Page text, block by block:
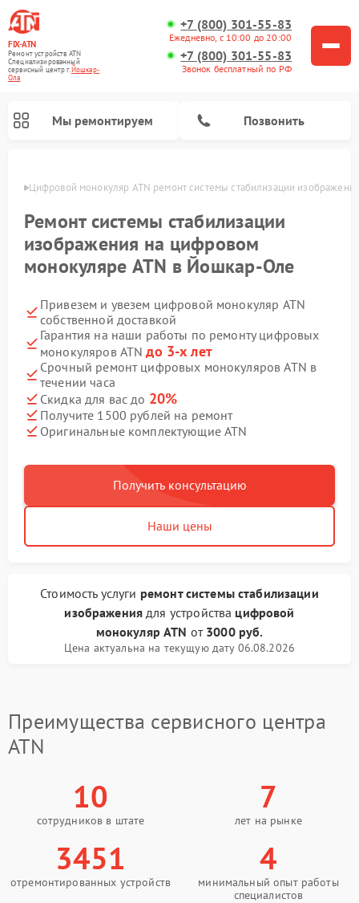
FIX-ATN
Ремонт устройств ATN
Специализированный
cервисный центр г.Йошкар-
Ола
+7 (800) 301-55-83
Ежедневно, с 10:00 до 20:00
+7 (800) 301-55-83
Звонок бесплатный по РФ
Мы ремонтируем Позвонить
Цифровой монокуляр ATN ремонт системы стабилизации изображения
Ремонт системы стабилизации
изображения на цифровом
монокуляре ATN в Йошкар-Оле
Привезем и увезем цифровой монокуляр ATN
собственной доставкой
Гарантия на наши работы по ремонту цифровых
монокуляров ATNдо 3-х лет
Срочный ремонт цифровых монокуляров ATN в
течении часа
Скидка для вас до 20%
Получите 1500 рублей на ремонт
Оригинальные комплектующие ATN
Получить консультацию
Наши цены
Стоимость услуги ремонт системы стабилизации
изображения для устройства цифровой
монокуляр ATN от 3000 руб.
Цена актуальна на текущую дату 06.08.2026
Преимущества сервисного центра
ATN
10
сотрудников в штате
7
лет на рынке
3451
отремонтированных устройств
4
минимальный опыт работы
специалистов